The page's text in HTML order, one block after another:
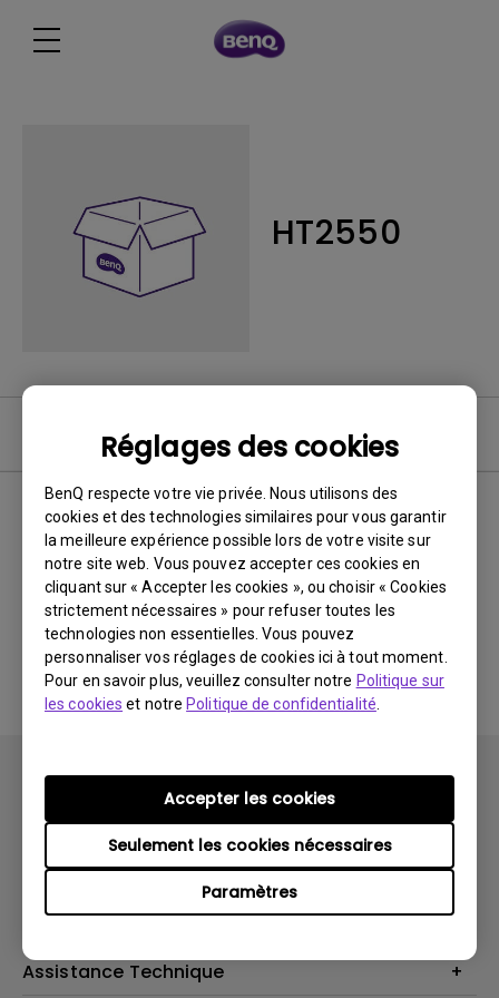
Réglages des cookies
BenQ respecte votre vie privée. Nous utilisons des
cookies et des technologies similaires pour vous garantir
la meilleure expérience possible lors de votre visite sur
notre site web. Vous pouvez accepter ces cookies en
cliquant sur « Accepter les cookies », ou choisir « Cookies
strictement nécessaires » pour refuser toutes les
technologies non essentielles. Vous pouvez
personnaliser vos réglages de cookies ici à tout moment.
Pour en savoir plus, veuillez consulter notre Politique sur
les cookies et notre Politique de confidentialité
Paramètres
Seulement les cookies nécessaires
Accepter les cookies
HT2550
FAQ vidéo
0 résultats
Dernières
nouveautés
Aucune vidéo associée
Produits
Vidéoprojecteurs
Éclairage
Business Display
Assistance Technique